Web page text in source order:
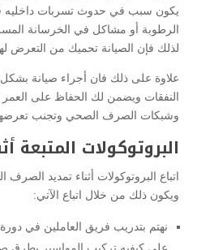
يكون سبب في حدوث تسربات داخليه
الرطوبة أو مشاكل في الخرسانة
لذلك فإن الصيانة تحميك من التعرض
علاوة على ذلك فان أجراء صيانة
النفقات ويضمن لك الحفاظ على العمر
وشبكات الصرف الصحي وتجنب تعرضها
البروتوكولات المتبعة
اتباع البروتوكولات أثناء تمديد الصرف
ويكون ذلك من خلال اتباع الآتي:
نهتم بتدريب فريق العاملين في
على كيفيه تركيب المواسير بطرق